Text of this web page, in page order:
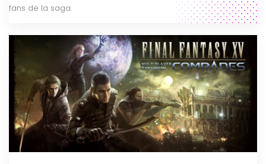
fans de la saga.